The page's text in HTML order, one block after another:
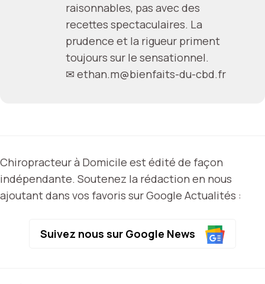
raisonnables, pas avec des
recettes spectaculaires. La
prudence et la rigueur priment
toujours sur le sensationnel.
✉ ethan.m@bienfaits-du-cbd.fr
Chiropracteur à Domicile est édité de façon
indépendante. Soutenez la rédaction en nous
ajoutant dans vos favoris sur Google Actualités :
Suivez nous sur Google News